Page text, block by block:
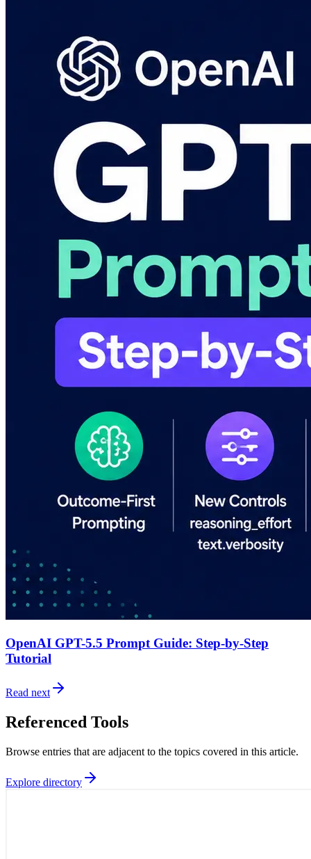
OpenAI GPT-5.5 Prompt Guide: Step-by-Step
Tutorial
Read next
Referenced Tools
Browse entries that are adjacent to the topics covered in this article.
Explore directory